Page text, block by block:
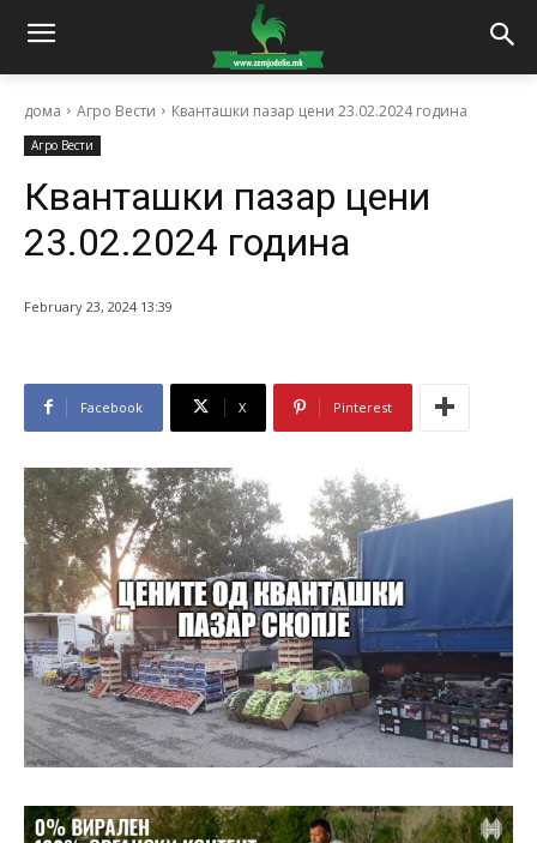
дома Агро Вести Кванташки пазар цени 23.02.2024 година
Агро Вести
Кванташки пазар цени
23.02.2024 година
February 23, 2024 13:39
Facebook X Pinterest